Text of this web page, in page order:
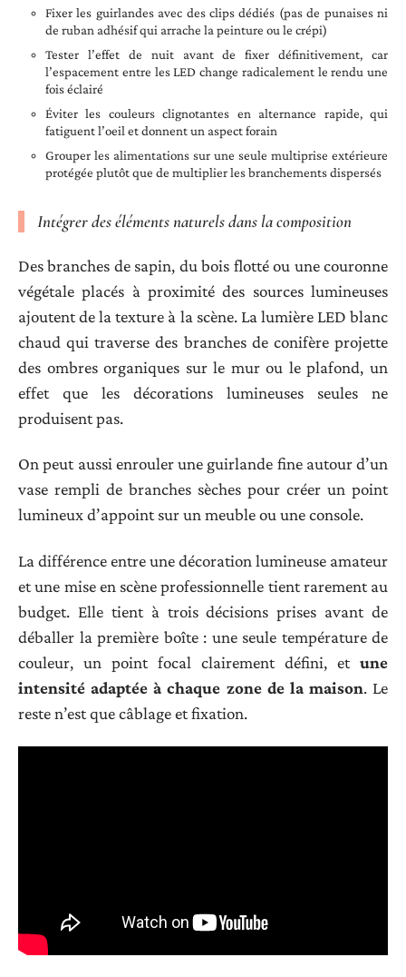
Fixer les guirlandes avec des clips dédiés (pas de punaises ni
de ruban adhésif qui arrache la peinture ou le crépi)
Tester l’effet de nuit avant de fixer définitivement, car
l’espacement entre les LED change radicalement le rendu une
fois éclairé
Éviter les couleurs clignotantes en alternance rapide, qui
fatiguent l’oeil et donnent un aspect forain
Grouper les alimentations sur une seule multiprise extérieure
protégée plutôt que de multiplier les branchements dispersés
Intégrer des éléments naturels dans la composition
Des branches de sapin, du bois flotté ou une couronne
végétale placés à proximité des sources lumineuses
ajoutent de la texture à la scène. La lumière LED blanc
chaud qui traverse des branches de conifère projette
des ombres organiques sur le mur ou le plafond, un
effet que les décorations lumineuses seules ne
produisent pas.
On peut aussi enrouler une guirlande fine autour d’un
vase rempli de branches sèches pour créer un point
lumineux d’appoint sur un meuble ou une console.
La différence entre une décoration lumineuse amateur
et une mise en scène professionnelle tient rarement au
budget. Elle tient à trois décisions prises avant de
déballer la première boîte : une seule température de
couleur, un point focal clairement défini, et une
intensité adaptée à chaque zone de la maison. Le
reste n’est que câblage et fixation.